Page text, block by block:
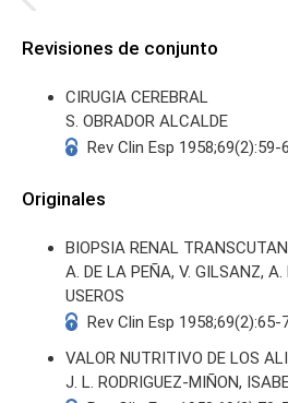
Revisiones de conjunto
CIRUGIA CEREBRAL
S. OBRADOR ALCALDE
Rev Clin Esp 1958;69(2):59-
Originales
BIOPSIA RENAL
A. DE LA PEÑA, V. GILSANZ, A.
USEROS
Rev Clin Esp 1958;69(2):65-
VALOR NUTRITIVO DE LOS
J. L. RODRIGUEZ-MIÑON,